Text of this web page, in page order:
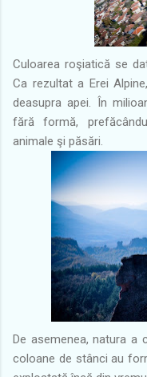
Culoarea roşiatică se
Ca rezultat a Erei
deasupra apei. În
fără formă,
animale şi păsări.
De asemenea, natura a
coloane de stânci au